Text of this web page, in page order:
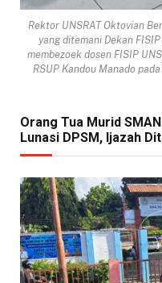
Rektor UNSRAT Oktovian
yang ditemani Dekan
membezoek dosen FISIP
RSUP Kandou Manado
Orang Tua Murid
Lunasi DPSM, Ijazah